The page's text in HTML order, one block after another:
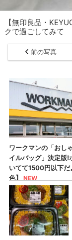
【無印良品・
クで過ごしてみて
前の写真